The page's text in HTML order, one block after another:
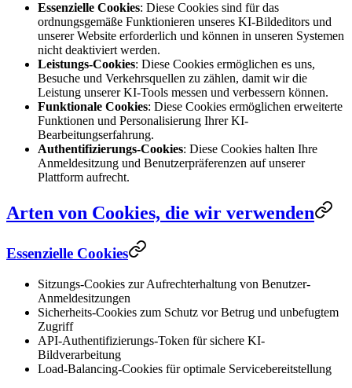
Essenzielle Cookies: Diese Cookies sind für das
ordnungsgemäße Funktionieren unseres KI-Bildeditors und
unserer Website erforderlich und können in unseren Systemen
nicht deaktiviert werden.
Leistungs-Cookies: Diese Cookies ermöglichen es uns,
Besuche und Verkehrsquellen zu zählen, damit wir die
Leistung unserer KI-Tools messen und verbessern können.
Funktionale Cookies: Diese Cookies ermöglichen erweiterte
Funktionen und Personalisierung Ihrer KI-
Bearbeitungserfahrung.
Authentifizierungs-Cookies: Diese Cookies halten Ihre
Anmeldesitzung und Benutzerpräferenzen auf unserer
Plattform aufrecht.
Arten von Cookies, die wir verwenden
Essenzielle Cookies
Sitzungs-Cookies zur Aufrechterhaltung von Benutzer-
Anmeldesitzungen
Sicherheits-Cookies zum Schutz vor Betrug und unbefugtem
Zugriff
API-Authentifizierungs-Token für sichere KI-
Bildverarbeitung
Load-Balancing-Cookies für optimale Servicebereitstellung